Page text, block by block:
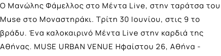
Ο Μανώλης Φάμελλος στο Μέντα Live, στην ταράτσα του
Muse στο Μοναστηράκι. Τρίτη 30 Ιουνίου, στις 9 το
βράδυ. Ένα καλοκαιρινό Μέντα Live στην καρδιά της
Αθήνας. ΜUSE URBAN VENUE Ηφαίστου 26, Αθήνα -